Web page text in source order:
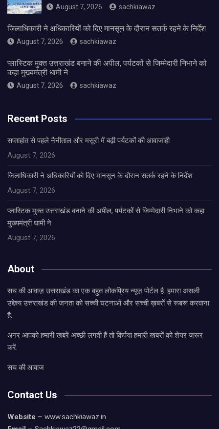
August 7, 2026 sachkiawaz
जिलाधिकारी ने अधिकारियों को दिए मानसून के दौरान सतर्क रहने के निर्देश
August 7, 2026 sachkiawaz
प्लास्टिक मुक्त उत्तराखंड बनाने की अपील, पर्यटकों से जिम्मेदारी निभाने को
कहा मुख्यमंत्री धामी ने
August 7, 2026 sachkiawaz
Recent Posts
सप्ताहांत से पहले नैनीताल और मसूरी में बढ़ी पर्यटकों की आवाजाही
August 7, 2026
जिलाधिकारी ने अधिकारियों को दिए मानसून के दौरान सतर्क रहने के निर्देश
August 7, 2026
प्लास्टिक मुक्त उत्तराखंड बनाने की अपील, पर्यटकों से जिम्मेदारी निभाने को कहा
मुख्यमंत्री धामी ने
August 7, 2026
About
सच की आवाज़ उत्तराखंड का एक बहुत लोकप्रिय न्यूज़ पोर्टल है. हमारा असली
उद्देश्य उत्तराखंड की जनता को सच्ची घटनाओं और सच्ची ख़बरों से रूबरू करवाना
है.
अगर आपको हमारी खबरें अच्छी लगती हैं तो किर्पया हमारी खबरों को शेयर जरूर
करें.
सच की आवाज
Contact Us
Website – www.sachkiawaz.in